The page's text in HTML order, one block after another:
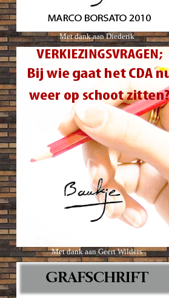
Met dank aan Diederik
Met dank aan Geert Wilders